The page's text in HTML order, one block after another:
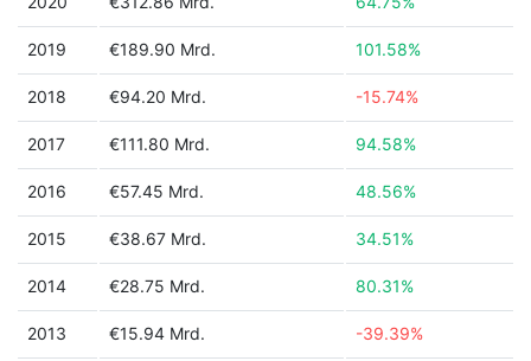
2019 €189.90 Mrd. 101.58%
2018 €94.20 Mrd. -15.74%
2017 €111.80 Mrd. 94.58%
2016 €57.45 Mrd. 48.56%
2015 €38.67 Mrd. 34.51%
2014 €28.75 Mrd. 80.31%
2013 €15.94 Mrd. -39.39%